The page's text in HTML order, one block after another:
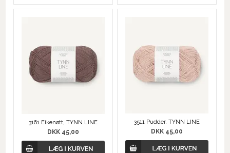
3161 Eikenøtt, TYNN LINE
DKK 45,00
3511 Pudder, TYNN LINE
DKK 45,00